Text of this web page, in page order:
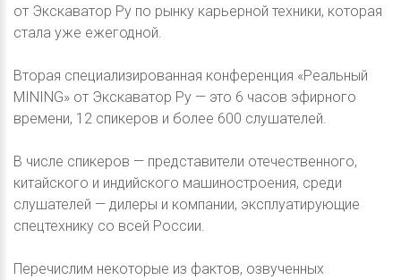
от Экскаватор Ру по рынку карьерной техники, которая
стала уже ежегодной.
Вторая специализированная конференция «Реальный
MINING» от Экскаватор Ру — это 6 часов эфирного
времени, 12 спикеров и более 600 слушателей.
В числе спикеров — представители отечественного,
китайского и индийского машиностроения, среди
слушателей — дилеры и компании, эксплуатирующие
спецтехнику со всей России.
Перечислим некоторые из фактов, озвученных